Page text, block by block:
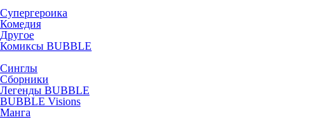
Супергероика
Комедия
Другое
Комиксы BUBBLE
Синглы
Сборники
Легенды BUBBLE
BUBBLE Visions
Манга